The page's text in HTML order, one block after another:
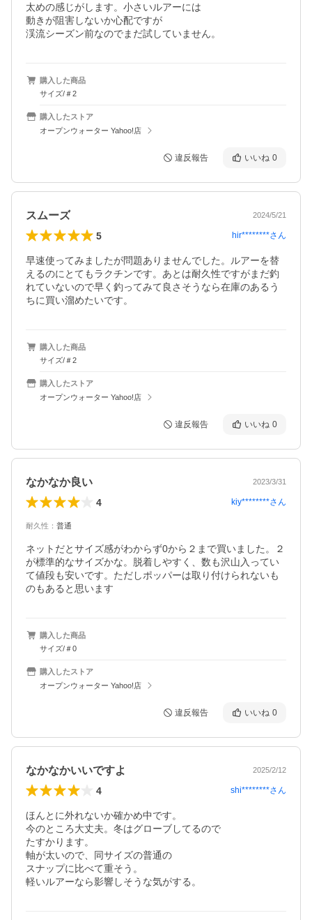
太めの感じがします。小さいルアーには
動きが阻害しないか心配ですが
渓流シーズン前なのでまだ試していません。
購入した商品
サイズ/＃2
購入したストア
オープンウォーター Yahoo!店
違反報告 いいね 0
スムーズ 2024/5/21
5 hir********さん
早速使ってみましたが問題ありませんでした。ルアーを替
えるのにとてもラクチンです。あとは耐久性ですがまだ釣
れていないので早く釣ってみて良さそうなら在庫のあるう
ちに買い溜めたいです。
購入した商品
サイズ/＃2
購入したストア
オープンウォーター Yahoo!店
違反報告 いいね 0
なかなか良い 2023/3/31
4 kiy********さん
耐久性 ： 普通
ネットだとサイズ感がわからず0から２まで買いました。２
が標準的なサイズかな。脱着しやすく、数も沢山入ってい
て値段も安いです。ただしポッパーは取り付けられないも
のもあると思います
購入した商品
サイズ/＃0
購入したストア
オープンウォーター Yahoo!店
違反報告 いいね 0
なかなかいいですよ 2025/2/12
4 shi********さん
ほんとに外れないか確かめ中です。
今のところ大丈夫。冬はグローブしてるので
たすかります。
軸が太いので、同サイズの普通の
スナップに比べて重そう。
軽いルアーなら影響しそうな気がする。